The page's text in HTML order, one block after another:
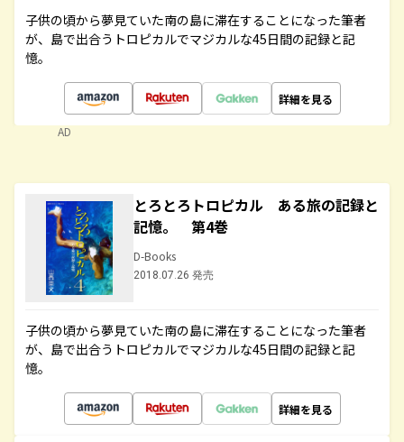
子供の頃から夢見ていた南の島に滞在することになった筆者
が、島で出合うトロピカルでマジカルな45日間の記録と記
憶。
詳細を見る
AD
とろとろトロピカル ある旅の記録と
記憶。 第4巻
D-Books
2018.07.26 発売
子供の頃から夢見ていた南の島に滞在することになった筆者
が、島で出合うトロピカルでマジカルな45日間の記録と記
憶。
詳細を見る